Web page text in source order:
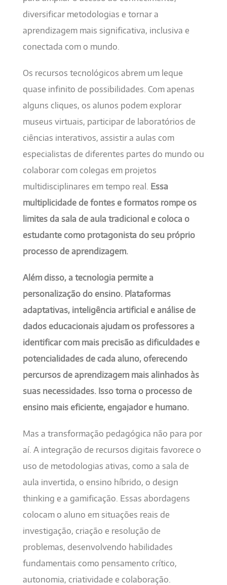
diversificar metodologias e tornar a
aprendizagem mais significativa, inclusiva e
conectada com o mundo.
Os recursos tecnológicos abrem um leque
quase infinito de possibilidades. Com apenas
alguns cliques, os alunos podem explorar
museus virtuais, participar de laboratórios de
ciências interativos, assistir a aulas com
especialistas de diferentes partes do mundo ou
colaborar com colegas em projetos
multidisciplinares em tempo real. Essa
multiplicidade de fontes e formatos rompe os
limites da sala de aula tradicional e coloca o
estudante como protagonista do seu próprio
processo de aprendizagem.
Além disso, a tecnologia permite a
personalização do ensino. Plataformas
adaptativas, inteligência artificial e análise de
dados educacionais ajudam os professores a
identificar com mais precisão as dificuldades e
potencialidades de cada aluno, oferecendo
percursos de aprendizagem mais alinhados às
suas necessidades. Isso torna o processo de
ensino mais eficiente, engajador e humano.
Mas a transformação pedagógica não para por
aí. A integração de recursos digitais favorece o
uso de metodologias ativas, como a sala de
aula invertida, o ensino híbrido, o design
thinking e a gamificação. Essas abordagens
colocam o aluno em situações reais de
investigação, criação e resolução de
problemas, desenvolvendo habilidades
fundamentais como pensamento crítico,
autonomia, criatividade e colaboração.